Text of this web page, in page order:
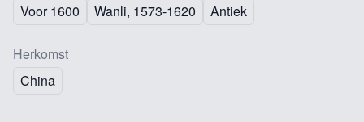
Voor 1600
Wanli, 1573-1620 Antiek
Herkomst
China